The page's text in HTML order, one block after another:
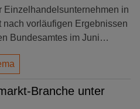
Einzelhandelsunternehmen in
nach vorläufigen Ergebnissen
Bundesamtes im Juni…
Branche unter